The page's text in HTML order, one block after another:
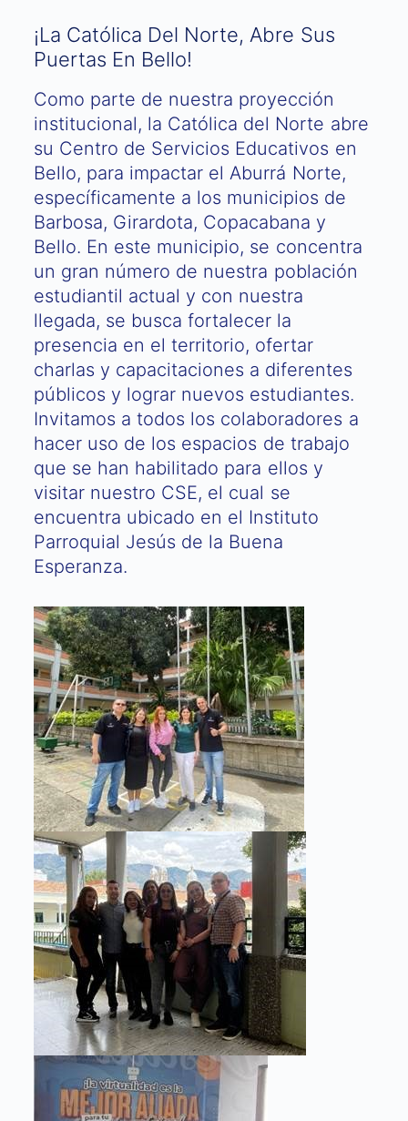
¡La Católica Del Norte, Abre Sus
Puertas En Bello!
Como parte de nuestra proyección
institucional, la Católica del Norte abre
su Centro de Servicios Educativos en
Bello, para impactar el Aburrá Norte,
específicamente a los municipios de
Barbosa, Girardota, Copacabana y
Bello. En este municipio, se concentra
un gran número de nuestra población
estudiantil actual y con nuestra
llegada, se busca fortalecer la
presencia en el territorio, ofertar
charlas y capacitaciones a diferentes
públicos y lograr nuevos estudiantes.
Invitamos a todos los colaboradores a
hacer uso de los espacios de trabajo
que se han habilitado para ellos y
visitar nuestro CSE, el cual se
encuentra ubicado en el Instituto
Parroquial Jesús de la Buena
Esperanza.